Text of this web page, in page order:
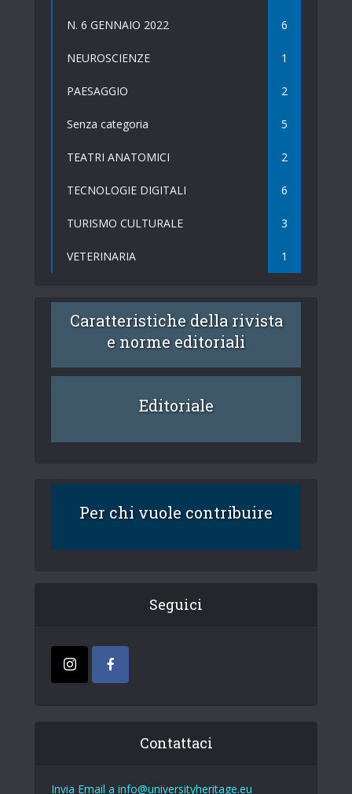
N. 6 GENNAIO 2022 6
NEUROSCIENZE 1
PAESAGGIO 2
Senza categoria 5
TEATRI ANATOMICI 2
TECNOLOGIE DIGITALI 6
TURISMO CULTURALE 3
VETERINARIA 1
Caratteristiche della rivista
e norme editoriali
Editoriale
Per chi vuole contribuire
Seguici
Contattaci
Invia Email a info@universityheritage.eu